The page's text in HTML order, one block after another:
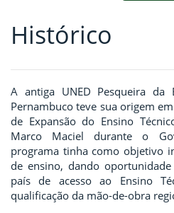
Fim da navegação
Início do conteúdo
Histórico
A antiga UNED Pesqueira da
Pernambuco teve sua origem
de Expansão do Ensino
Marco Maciel durante o
programa tinha como objetivo
de ensino, dando
país de acesso ao Ensino
qualificação da mão-de-obra